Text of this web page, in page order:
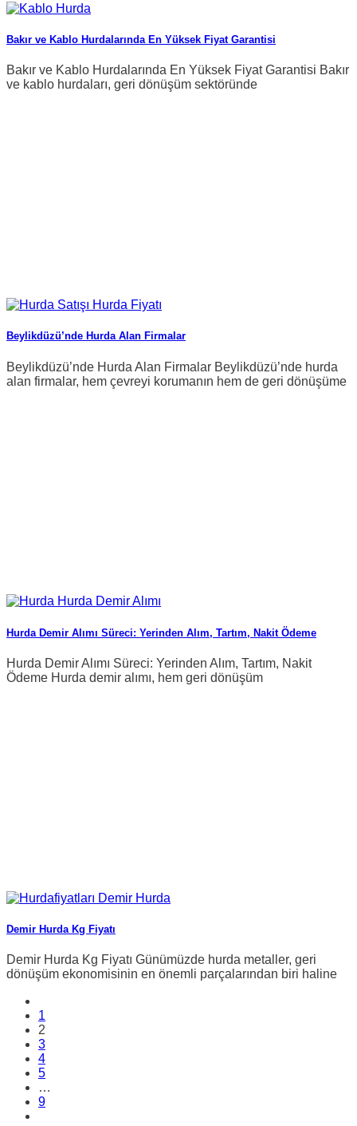
Bakır ve Kablo Hurdalarında En Yüksek Fiyat Garantisi
Bakır ve Kablo Hurdalarında En Yüksek Fiyat Garantisi Bakır
ve kablo hurdaları, geri dönüşüm sektöründe
Beylikdüzü’nde Hurda Alan Firmalar
Beylikdüzü’nde Hurda Alan Firmalar Beylikdüzü’nde hurda
alan firmalar, hem çevreyi korumanın hem de geri dönüşüme
Hurda Demir Alımı Süreci: Yerinden Alım, Tartım, Nakit Ödeme
Hurda Demir Alımı Süreci: Yerinden Alım, Tartım, Nakit
Ödeme Hurda demir alımı, hem geri dönüşüm
Demir Hurda Kg Fiyatı
Demir Hurda Kg Fiyatı Günümüzde hurda metaller, geri
dönüşüm ekonomisinin en önemli parçalarından biri haline
1
2
3
4
5
…
9